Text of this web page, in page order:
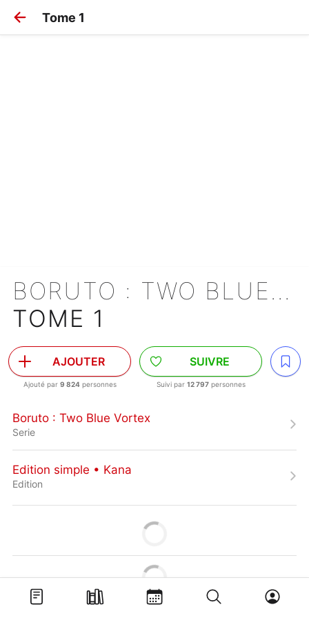
Tome 1
BORUTO : TWO BLUE VORTEX
TOME 1
AJOUTER
Ajouté par 9 824personnes
SUIVRE
Suivi par 12 797personnes
Boruto : Two Blue Vortex
Serie
Edition simple • Kana
Edition